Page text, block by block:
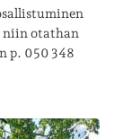
niin otathan
p. 050 348